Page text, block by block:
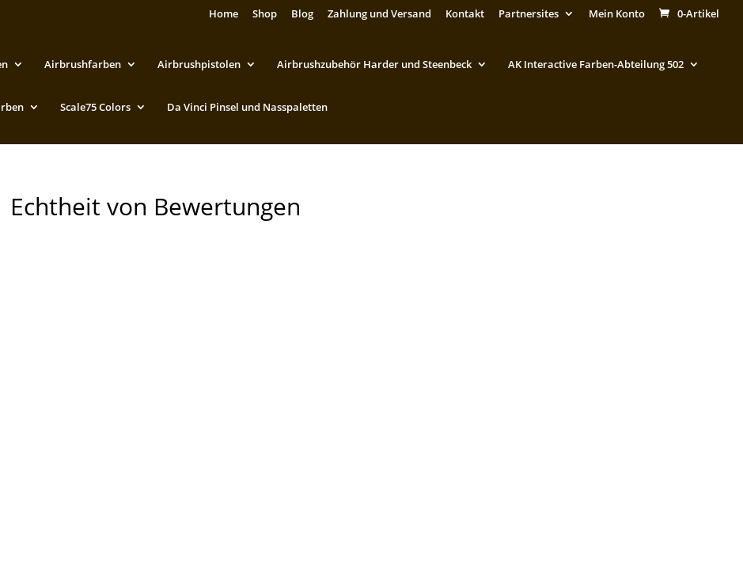
Home Shop Blog Zahlung und Versand Kontakt Partnersites Mein Konto 0-Artikel
Airbrushfarben Airbrushpistolen Airbrushzubehör Harder und Steenbeck AK Interactive Farben-Abteilung 502
Scale75 Colors Da Vinci Pinsel und Nasspaletten
Echtheit von Bewertungen